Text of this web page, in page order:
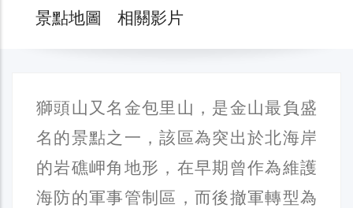
景點地圖
相關影片
獅頭山又名金包里山，是金山最負盛
名的景點之一，該區為突出於北海岸
的岩礁岬角地形，在早期曾作為維護
海防的軍事管制區，而後撤軍轉型為